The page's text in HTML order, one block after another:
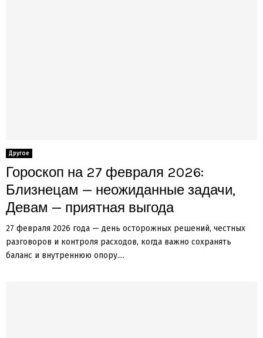
Другое
Гороскоп на 27 февраля 2026:
Близнецам — неожиданные задачи,
Девам — приятная выгода
27 февраля 2026 года — день осторожных решений, честных
разговоров и контроля расходов, когда важно сохранять
баланс и внутреннюю опору....